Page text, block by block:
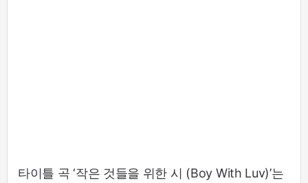
타이틀 곡 ‘작은 것들을 위한 시 (Boy With Luv)’는